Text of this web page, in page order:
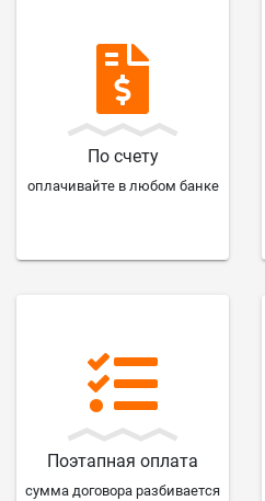
По счету
оплачивайте в любом банке
Поэтапная оплата
сумма договора разбивается